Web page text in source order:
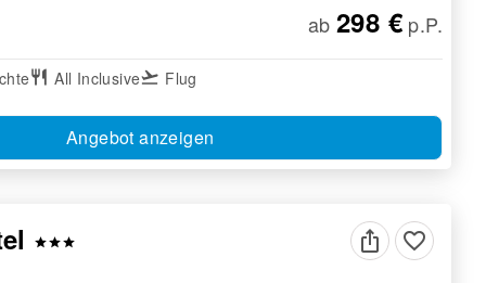
ab 298 € p.P.
restaurant All Inclusiveflight_takeoff Flug
Angebot anzeigen
starstarstar favorite_border